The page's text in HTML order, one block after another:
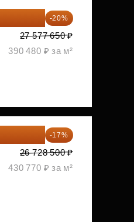
-20%
27 577 650 ₽
390 480 ₽ за м²
-17%
26 728 500 ₽
430 770 ₽ за м²